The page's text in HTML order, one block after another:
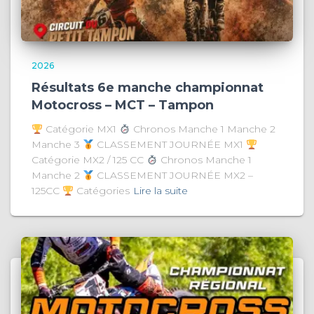
2026
Résultats 6e manche championnat
Motocross – MCT – Tampon
Catégorie MX1
Chronos Manche 1 Manche 2
Manche 3
CLASSEMENT JOURNÉE MX1
Catégorie MX2 / 125 CC
Chronos Manche 1
Manche 2
CLASSEMENT JOURNÉE MX2 –
125CC
Catégories Lire la suite